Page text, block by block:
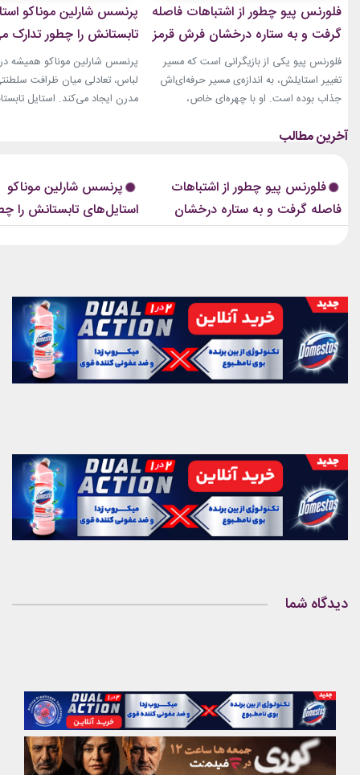
فلورنس پیو چطور از اشتباهات فاصله
گرفت و به ستاره درخشان فرش قرمز
تبدیل شد؟
فلورنس پیو یکی از بازیگرانی است که مسیر
تغییر استایلش، به اندازه‌ی مسیر حرفه‌ای‌اش
جذاب بوده است. او با چهره‌ای خاص،
دنیای سینما دیده شد؛ اما در سال‌های ابتدایی
2026 دستبند نقره پاندوراگیاهان آپارتمانیخرید
اکسسوری...
پرنسس شارلین موناکو
تابستانش را چطور تدارک
پرنسس شارلین موناکو همیشه
لباس، تعادلی میان ظرافت
مدرن ایجاد می‌کند. استایل
صمیمی‌تر، شارلین نشان داده که
پیراهن‌های...
فلورنس پیو چطور از اشتباهات
فاصله گرفت و به ستاره درخشان
فرش قرمز تبدیل شد؟
پرنسس شارلین موناکو
استایل‌های تابستانش را
می‌بیند؟
دیدگاه شما